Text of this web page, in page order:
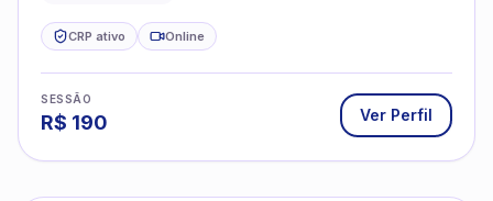
CRP ativo Online
SESSÃO
R$ 190 Ver Perfil